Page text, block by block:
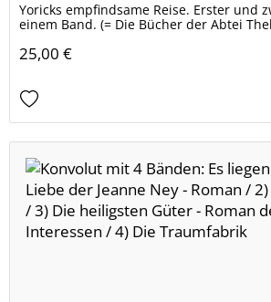
Yoricks empfindsame Reise. Erster und
einem Band. (= Die Bücher der Abtei
25,00 €